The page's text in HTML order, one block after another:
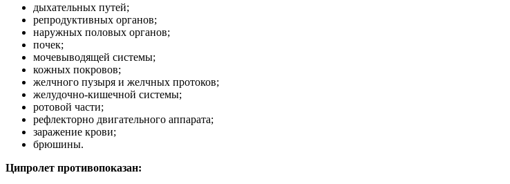
дыхательных путей;
репродуктивных органов;
наружных половых органов;
почек;
мочевыводящей системы;
кожных покровов;
желчного пузыря и желчных протоков;
желудочно-кишечной системы;
ротовой части;
рефлекторно двигательного аппарата;
заражение крови;
брюшины.
Ципролет противопоказан: